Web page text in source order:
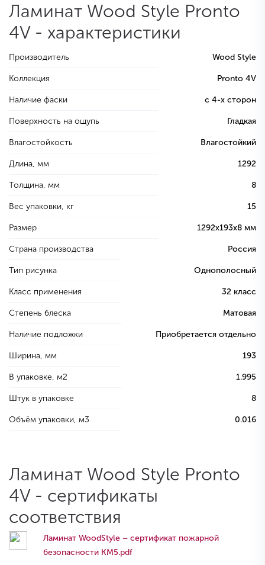
Ламинат Wood Style Pronto
4V - характеристики
Производитель Wood Style
Коллекция Pronto 4V
Наличие фаски с 4-х сторон
Поверхность на ощупь Гладкая
Влагостойкость Влагостойкий
Длина, мм 1292
Толщина, мм 8
Вес упаковки, кг 15
Размер 1292х193х8 мм
Страна производства Россия
Тип рисунка Однополосный
Класс применения 32 класс
Степень блеска Матовая
Наличие подложки Приобретается отдельно
Ширина, мм 193
В упаковке, м2 1.995
Штук в упаковке 8
Объём упаковки, м3 0.016
Ламинат Wood Style Pronto
4V - сертификаты
соответствия
Ламинат WoodStyle – сертификат пожарной
безопасности КМ5.pdf